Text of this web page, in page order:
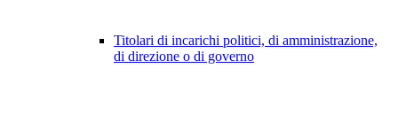
Titolari di incarichi politici, di amministrazione,
di direzione o di governo